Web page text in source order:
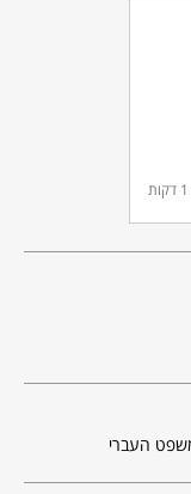
דקות
העברי